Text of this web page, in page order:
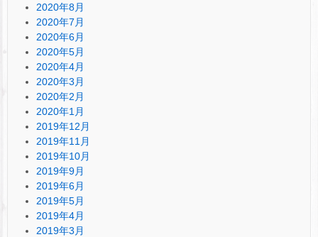
2020年8月
2020年7月
2020年6月
2020年5月
2020年4月
2020年3月
2020年2月
2020年1月
2019年12月
2019年11月
2019年10月
2019年9月
2019年6月
2019年5月
2019年4月
2019年3月